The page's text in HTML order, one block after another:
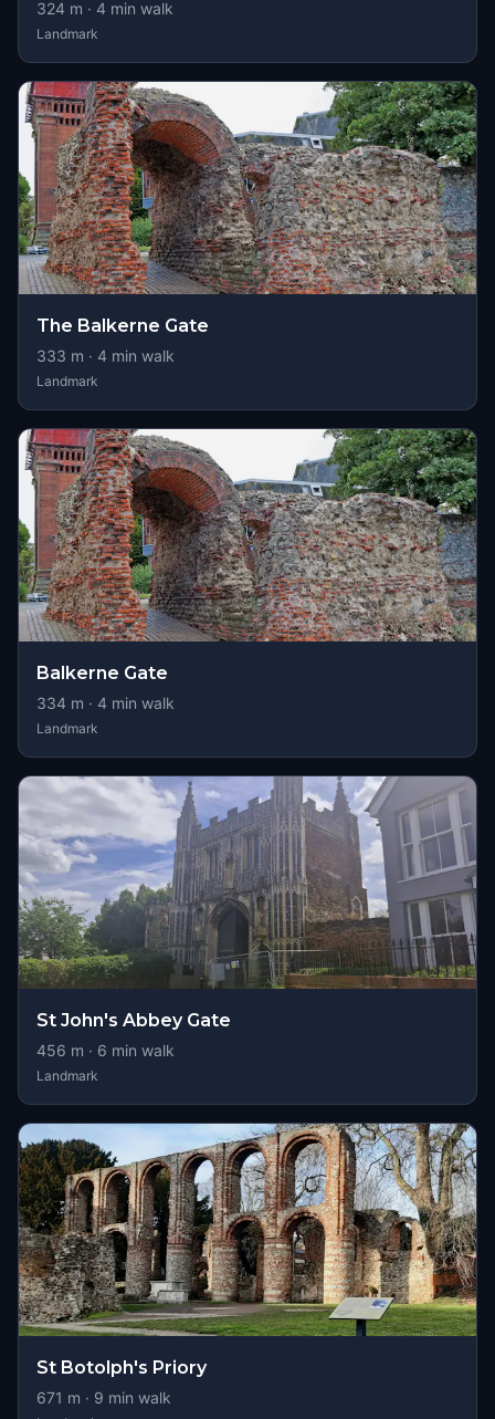
324 m · 4 min walk
Landmark
The Balkerne Gate
333 m · 4 min walk
Landmark
Balkerne Gate
334 m · 4 min walk
Landmark
St John's Abbey Gate
456 m · 6 min walk
Landmark
St Botolph's Priory
671 m · 9 min walk